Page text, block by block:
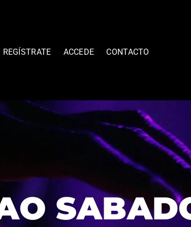
REGÍSTRATE ACCEDE CONTACTO